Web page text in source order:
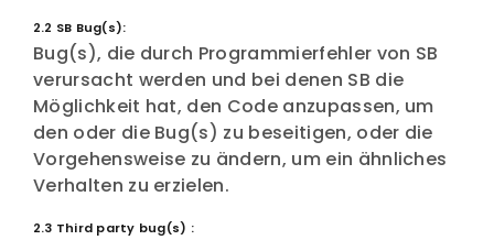
2.2 SB Bug(s):
Bug(s), die durch Programmierfehler von SB
verursacht werden und bei denen SB die
Möglichkeit hat, den Code anzupassen, um
den oder die Bug(s) zu beseitigen, oder die
Vorgehensweise zu ändern, um ein ähnliches
Verhalten zu erzielen.
2.3 Third party bug(s) :